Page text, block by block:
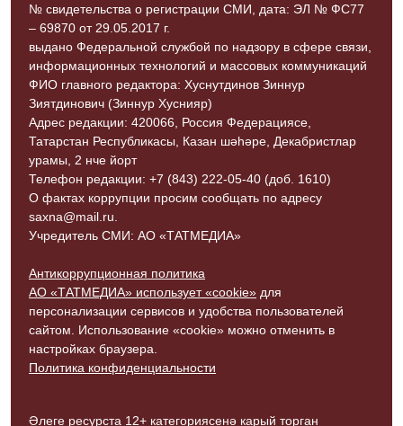
№ свидетельства о регистрации СМИ, дата: ЭЛ № ФС77
– 69870 от 29.05.2017 г.
выдано Федеральной службой по надзору в сфере связи,
информационных технологий и массовых коммуникаций
ФИО главного редактора: Хуснутдинов Зиннур
Зиятдинович (Зиннур Хуснияр)
Адрес редакции: 420066, Россия Федерациясе,
Татарстан Республикасы, Казан шәһәре, Декабристлар
урамы, 2 нче йорт
Телефон редакции: +7 (843) 222-05-40 (доб. 1610)
О фактах коррупции просим сообщать по адресу
saxna@mail.ru.
Учредитель СМИ: АО «ТАТМЕДИА»
Антикоррупционная политика
АО «ТАТМЕДИА» использует «cookie» для
персонализации сервисов и удобства пользователей
сайтом. Использование «cookie» можно отменить в
настройках браузера.
Политика конфиденциальности
Әлеге ресурста 12+ категориясенә карый торган